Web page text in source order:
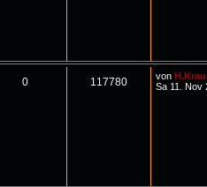
0 117780 von
Sa 11. Nov